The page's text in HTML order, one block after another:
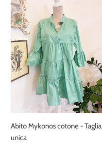
Mykonos
cotone
-
Taglia
unica
Abito Mykonos cotone - Taglia
unica